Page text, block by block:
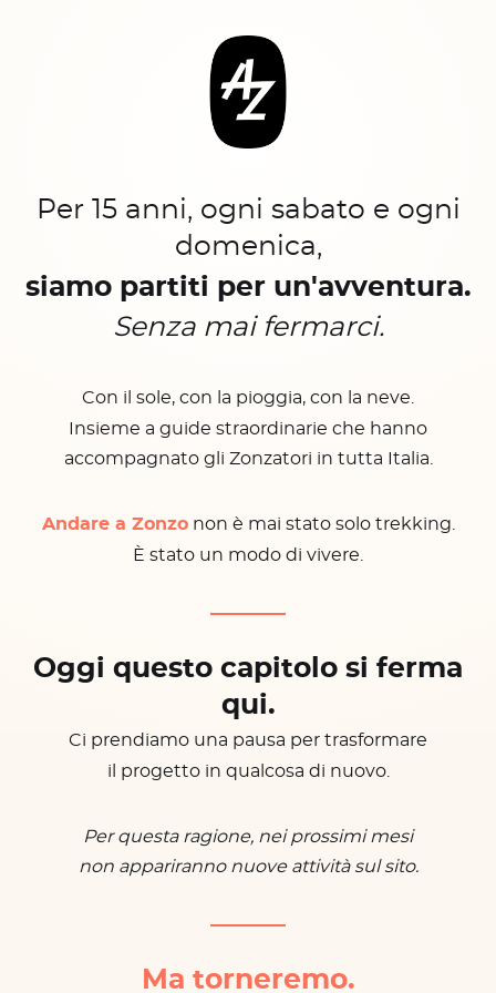
Per 15 anni, ogni sabato e ogni
domenica,
siamo partiti per un'avventura.
Senza mai fermarci.
Con il sole, con la pioggia, con la neve.
Insieme a guide straordinarie che hanno
accompagnato gli Zonzatori in tutta Italia.
Andare a Zonzonon è mai stato solo trekking.
È stato un modo di vivere.
Oggi questo capitolo si ferma
qui.
Ci prendiamo una pausa per trasformare
il progetto in qualcosa di nuovo.
Per questa ragione, nei prossimi mesi
non appariranno nuove attività sul sito.
Ma torneremo.